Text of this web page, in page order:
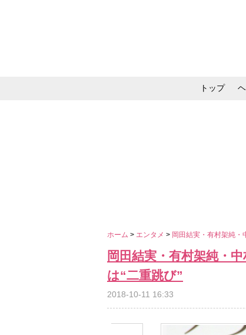
トップ
ホーム > エンタメ > 岡田結実・有村架純
岡田結実・有村架純・
は“二重跳び”
2018-10-11 16:33